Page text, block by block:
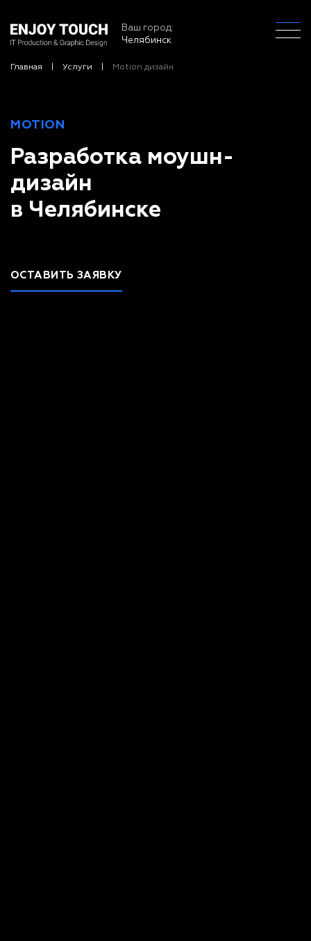
Ваш город:
Челябинск
Главная Услуги Motion дизайн
MOTION
Разработка моушн-
дизайн
в Челябинске
ОСТАВИТЬ ЗАЯВКУ